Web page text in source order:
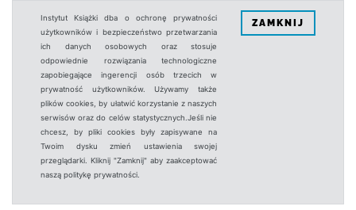
Instytut Książki dba o ochronę prywatności
użytkowników i bezpieczeństwo przetwarzania
ich danych osobowych oraz stosuje
odpowiednie rozwiązania technologiczne
zapobiegające ingerencji osób trzecich w
prywatność użytkowników. Używamy także
plików cookies, by ułatwić korzystanie z naszych
serwisów oraz do celów statystycznych.Jeśli nie
chcesz, by pliki cookies były zapisywane na
Twoim dysku zmień ustawienia swojej
przeglądarki. Kliknij "Zamknij" aby zaakceptować
naszą politykę prywatności.
ZAMKNIJ